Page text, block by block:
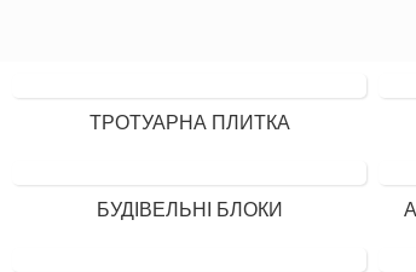
ТРОТУАРНА ПЛИТКА
БУДІВЕЛЬНІ БЛОКИ